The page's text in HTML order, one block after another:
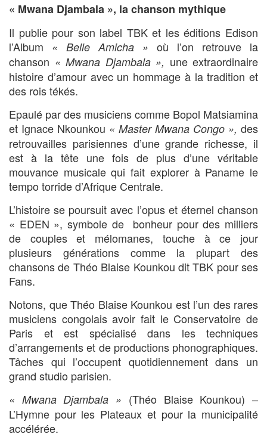
« Mwana Djambala », la chanson mythique
Il publie pour son label TBK et les éditions Edison
l’Album « Belle Amicha » où l’on retrouve la
chanson « Mwana Djambala », une extraordinaire
histoire d’amour avec un hommage à la tradition et
des rois tékés.
Epaulé par des musiciens comme Bopol Matsiamina
et Ignace Nkounkou « Master Mwana Congo », des
retrouvailles parisiennes d’une grande richesse, il
est à la tête une fois de plus d’une véritable
mouvance musicale qui fait explorer à Paname le
tempo torride d’Afrique Centrale.
L’histoire se poursuit avec l’opus et éternel chanson
« EDEN », symbole de bonheur pour des milliers
de couples et mélomanes, touche à ce jour
plusieurs générations comme la plupart des
chansons de Théo Blaise Kounkou dit TBK pour ses
Fans.
Notons, que Théo Blaise Kounkou est l’un des rares
musiciens congolais avoir fait le Conservatoire de
Paris et est spécialisé dans les techniques
d’arrangements et de productions phonographiques.
Tâches qui l’occupent quotidiennement dans un
grand studio parisien.
« Mwana Djambala » (Théo Blaise Kounkou) –
L’Hymne pour les Plateaux et pour la municipalité
accélérée.